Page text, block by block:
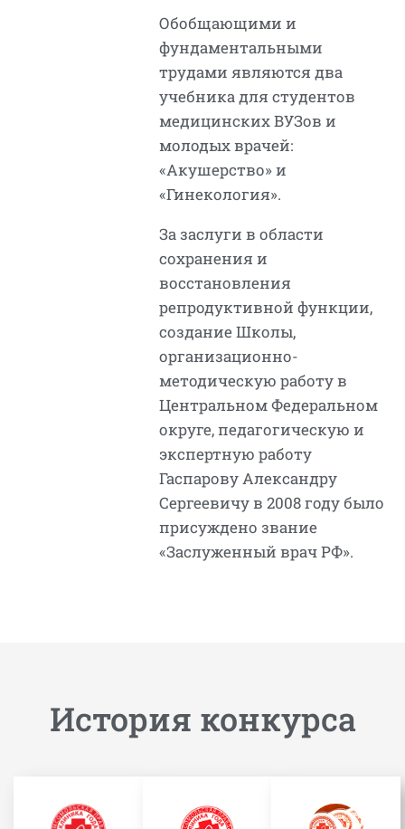
Обобщающими и
фундаментальными
трудами являются два
учебника для студентов
медицинских ВУЗов и
молодых врачей:
«Акушерство» и
«Гинекология».
За заслуги в области
сохранения и
восстановления
репродуктивной функции,
создание Школы,
организационно-
методическую работу в
Центральном Федеральном
округе, педагогическую и
экспертную работу
Гаспарову Александру
Сергеевичу в 2008 году было
присуждено звание
«Заслуженный врач РФ».
История конкурса